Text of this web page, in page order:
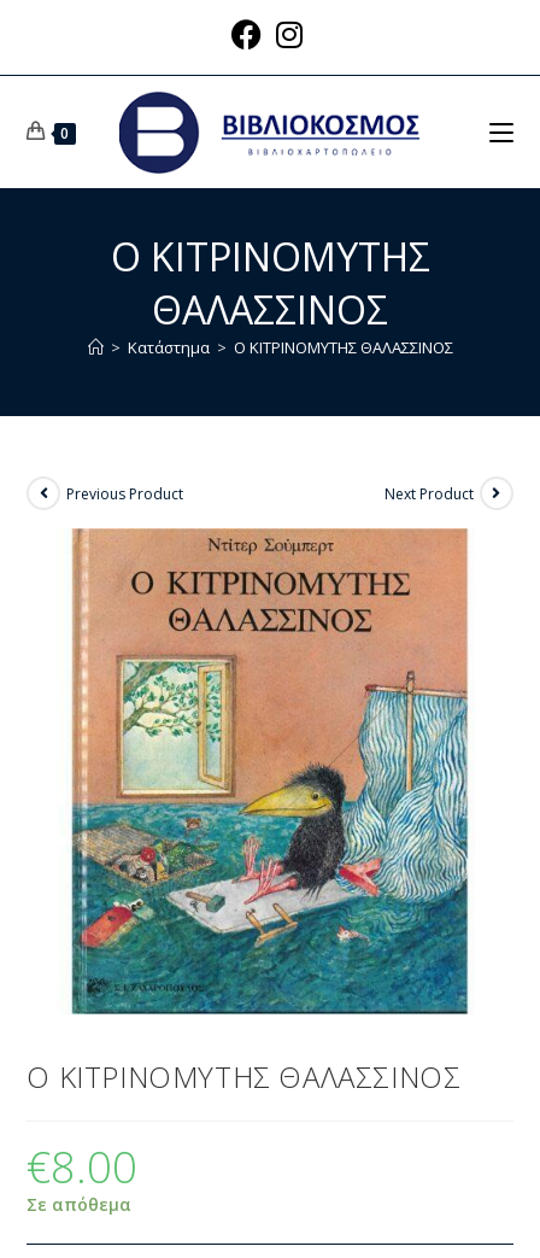
0
Ο ΚΙΤΡΙΝΟΜΥΤΗΣ
ΘΑΛΑΣΣΙΝΟΣ
> Κατάστημα > Ο ΚΙΤΡΙΝΟΜΥΤΗΣ ΘΑΛΑΣΣΙΝΟΣ
Previous Product Next Product
Ο ΚΙΤΡΙΝΟΜΥΤΗΣ ΘΑΛΑΣΣΙΝΟΣ
€8.00
Σε απόθεμα